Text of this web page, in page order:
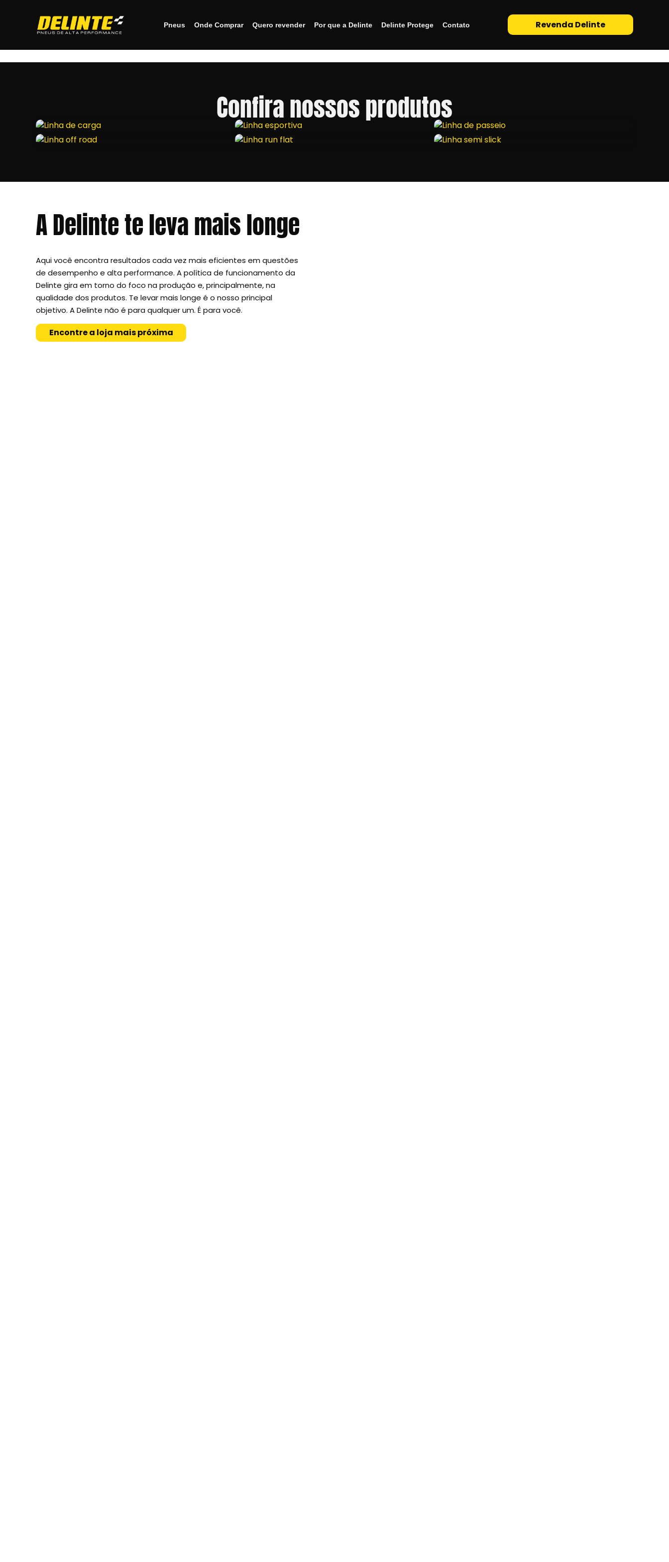
Pneus Onde Comprar Quero revender Por que a Delinte Delinte Protege Contato Revenda Delinte
Confiranossosprodutos
A Delinte te levamais longe
Aqui você encontra resultados cada vez mais eficientes em questões
de desempenho e alta performance. A política de funcionamento da
Delinte gira em torno do foco na produção e, principalmente, na
qualidade dos produtos. Te levar mais longe é o nosso principal
objetivo. A Delinte não é para qualquer um. É para você.
Encontre a loja mais próxima